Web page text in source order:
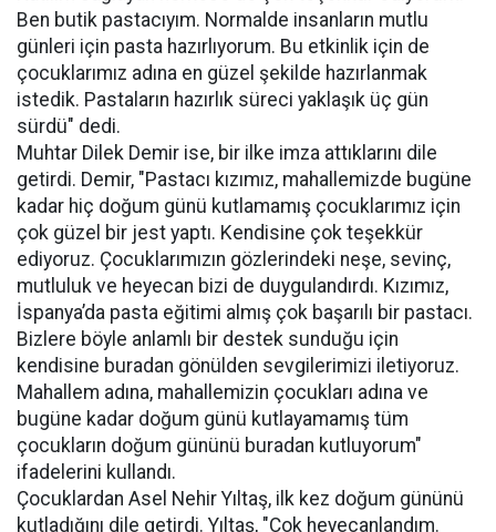
Ben butik pastacıyım. Normalde insanların mutlu
günleri için pasta hazırlıyorum. Bu etkinlik için de
çocuklarımız adına en güzel şekilde hazırlanmak
istedik. Pastaların hazırlık süreci yaklaşık üç gün
sürdü" dedi.
Muhtar Dilek Demir ise, bir ilke imza attıklarını dile
getirdi. Demir, "Pastacı kızımız, mahallemizde bugüne
kadar hiç doğum günü kutlamamış çocuklarımız için
çok güzel bir jest yaptı. Kendisine çok teşekkür
ediyoruz. Çocuklarımızın gözlerindeki neşe, sevinç,
mutluluk ve heyecan bizi de duygulandırdı. Kızımız,
İspanya’da pasta eğitimi almış çok başarılı bir pastacı.
Bizlere böyle anlamlı bir destek sunduğu için
kendisine buradan gönülden sevgilerimizi iletiyoruz.
Mahallem adına, mahallemizin çocukları adına ve
bugüne kadar doğum günü kutlayamamış tüm
çocukların doğum gününü buradan kutluyorum"
ifadelerini kullandı.
Çocuklardan Asel Nehir Yıltaş, ilk kez doğum gününü
kutladığını dile getirdi. Yıltaş, "Çok heyecanlandım.